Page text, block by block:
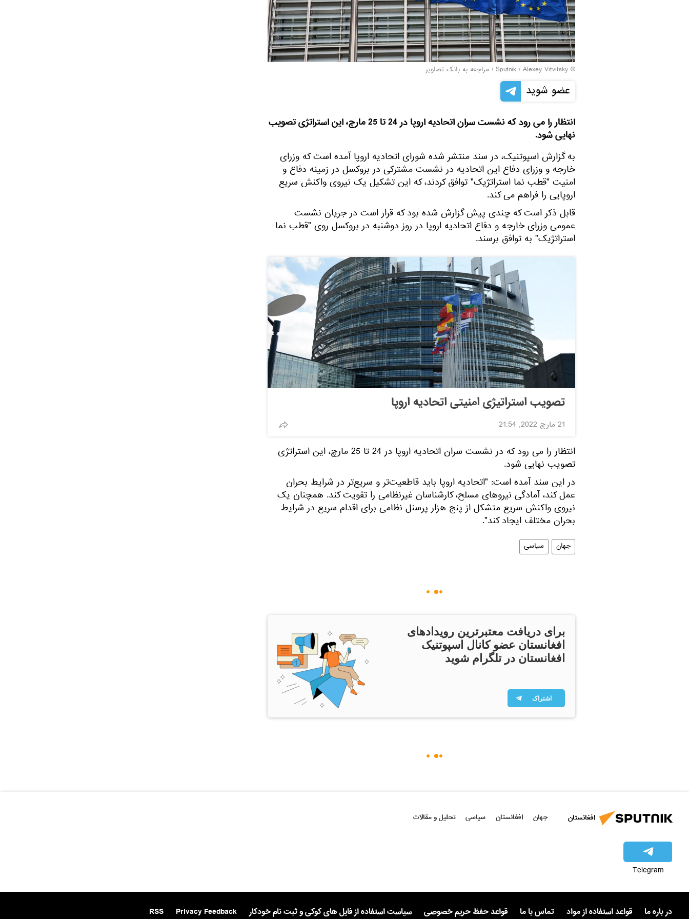
© Sputnik / Alexey Vitvitsky
/ مراجعه به بانک تصاویر
عضو شوید
انتظار را می رود که نشست سران اتحادیه اروپا در 24 تا 25 مارچ، این استراتژی تصویب
نهایی شود.
به گزارش اسپوتنیک، در سند منتشر شده شورای اتحادیه اروپا آمده است که وزرای
خارجه و وزرای دفاع این اتحادیه در نشست مشترکی در بروکسل در زمینه دفاع و
امنیت "قطب نما استراتژیک" توافق کردند، که این تشکیل یک نیروی واکنش سریع
اروپایی را فراهم می کند.
قابل ذکر است که چندی پیش گزارش شده بود که قرار است در جریان نشست
عمومی وزرای خارجه و دفاع اتحادیه اروپا در روز دوشنبه در بروکسل روی "قطب نما
استراتژیک" به توافق برسند.
تصویب استراتیژی امنیتی اتحادیه اروپا
21 مارچ 2022, 21:54
انتظار را می رود که در نشست سران اتحادیه اروپا در 24 تا 25 مارچ، این استراتژی
تصویب نهایی شود.
در این سند آمده است: "اتحادیه اروپا باید قاطعیت‌تر و سریع‌تر در شرایط بحران
عمل کند، آمادگی نیروهای مسلح، کارشناسان غیرنظامی را تقویت کند. همچنان یک
نیروی واکنش سریع متشکل از پنج هزار پرسنل نظامی برای اقدام سریع در شرایط
بحران مختلف ایجاد کند".
جهان سیاسی
برای دریافت معتبرترین رویدادهای
افغانستان عضو کانال اسپوتنیک
افغانستان در تلگرام شوید
اشتراک
افغانستان جهان افغانستان سیاسی تحلیل و مقالات
Telegram
در باره ما قواعد استفاده از مواد تماس با ما قواعد حفظ حریم خصوصی سیاست استفاده از فایل های کوکی و ثبت نام خودکار Privacy Feedback
RSS